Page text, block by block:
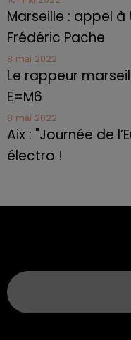
Marseille : appel
Frédéric Pache
8 mai 2022
Le rappeur
E=M6
8 mai 2022
Aix : "Journée de
électro !